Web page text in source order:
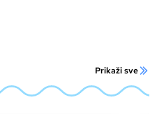
Prikaži sve